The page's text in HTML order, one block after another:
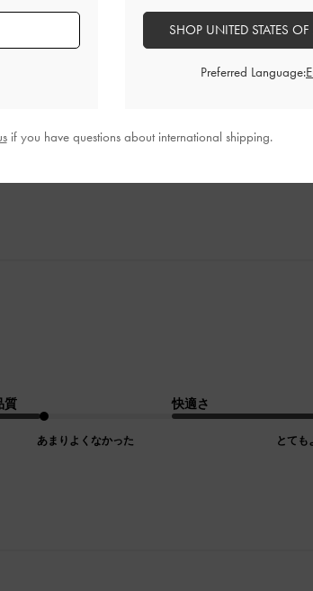
んと閉じるので使いやすいです
質
あまりよくなかった
快適さ
とても
SHOP UNITED STATES
Preferred Language:
if you have questions about international shipping.